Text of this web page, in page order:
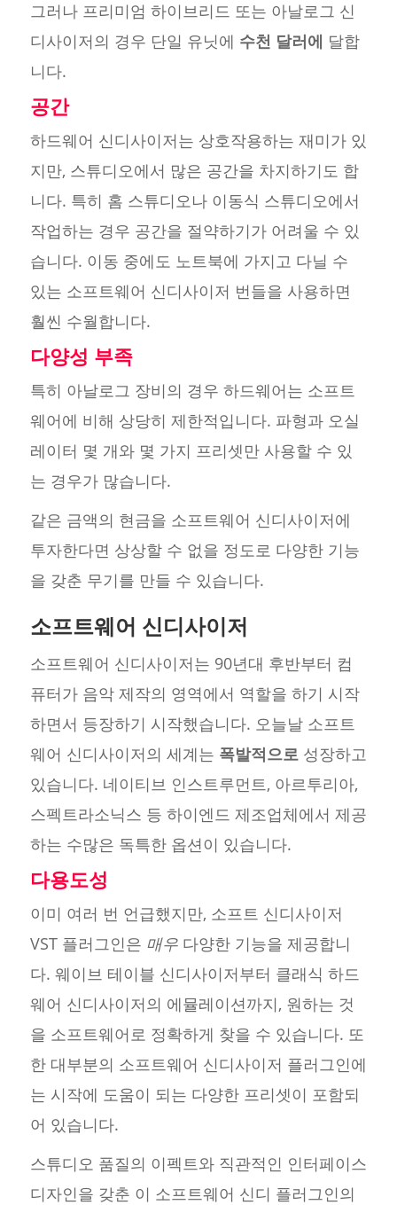
그러나 프리미엄 하이브리드 또는 아날로그 신
디사이저의 경우 단일 유닛에 수천 달러에 달합
니다.
공간
하드웨어 신디사이저는 상호작용하는 재미가 있
지만, 스튜디오에서 많은 공간을 차지하기도 합
니다. 특히 홈 스튜디오나 이동식 스튜디오에서
작업하는 경우 공간을 절약하기가 어려울 수 있
습니다. 이동 중에도 노트북에 가지고 다닐 수
있는 소프트웨어 신디사이저 번들을 사용하면
훨씬 수월합니다.
다양성 부족
특히 아날로그 장비의 경우 하드웨어는 소프트
웨어에 비해 상당히 제한적입니다. 파형과 오실
레이터 몇 개와 몇 가지 프리셋만 사용할 수 있
는 경우가 많습니다.
같은 금액의 현금을 소프트웨어 신디사이저에
투자한다면 상상할 수 없을 정도로 다양한 기능
을 갖춘 무기를 만들 수 있습니다.
소프트웨어 신디사이저
소프트웨어 신디사이저는 90년대 후반부터 컴
퓨터가 음악 제작의 영역에서 역할을 하기 시작
하면서 등장하기 시작했습니다. 오늘날 소프트
웨어 신디사이저의 세계는 폭발적으로성장하고
있습니다. 네이티브 인스트루먼트, 아르투리아,
스펙트라소닉스 등 하이엔드 제조업체에서 제공
하는 수많은 독특한 옵션이 있습니다.
다용도성
이미 여러 번 언급했지만, 소프트 신디사이저
VST 플러그인은 매우다양한 기능을 제공합니
다. 웨이브 테이블 신디사이저부터 클래식 하드
웨어 신디사이저의 에뮬레이션까지, 원하는 것
을 소프트웨어로 정확하게 찾을 수 있습니다. 또
한 대부분의 소프트웨어 신디사이저 플러그인에
는 시작에 도움이 되는 다양한 프리셋이 포함되
어 있습니다.
스튜디오 품질의 이펙트와 직관적인 인터페이스
디자인을 갖춘 이 소프트웨어 신디 플러그인의